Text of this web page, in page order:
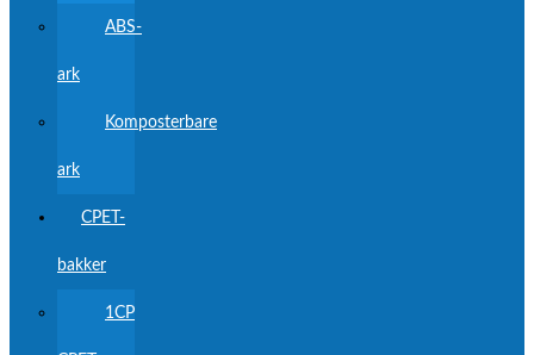
ABS-
ark
Komposterbare
ark
CPET-
bakker
1CP